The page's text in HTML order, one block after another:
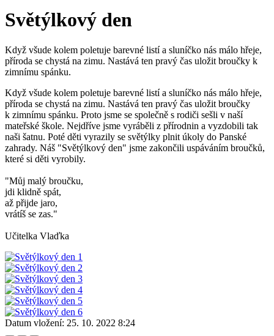
Světýlkový den
Když všude kolem poletuje barevné listí a sluníčko nás málo hřeje,
příroda se chystá na zimu. Nastává ten pravý čas uložit broučky k
zimnímu spánku.
Když všude kolem poletuje barevné listí a sluníčko nás málo hřeje,
příroda se chystá na zimu. Nastává ten pravý čas uložit broučky
k zimnímu spánku. Proto jsme se společně s rodiči sešli v naší
mateřské škole. Nejdříve jsme vyráběli z přírodnin a vyzdobili tak
naši šatnu. Poté děti vyrazily se světýlky plnit úkoly do Panské
zahrady. Náš "Světýlkový den" jsme zakončili uspáváním broučků,
které si děti vyrobily.
"Můj malý broučku,
jdi klidně spát,
až přijde jaro,
vrátíš se zas."
Učitelka Vlaďka
Datum vložení: 25. 10. 2022 8:24